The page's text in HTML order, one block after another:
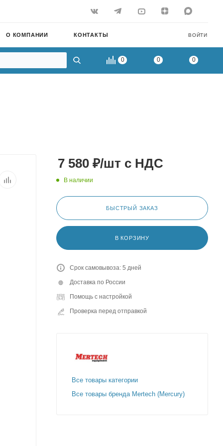
ВОЙТИ
О КОМПАНИИ КОНТАКТЫ
0 0 0
7 580 ₽/шт с НДС
В наличии
БЫСТРЫЙ ЗАКАЗ
В КОРЗИНУ
Срок самовывоза: 5 дней
Доставка по России
Помощь с настройкой
Проверка перед отправкой
Все товары категории
Все товары бренда Mertech (Mercury)